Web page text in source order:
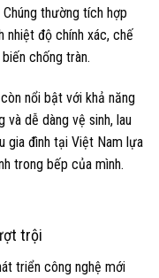
thường tích hợp
nhiệt độ chính xác, chế
chống tràn.
nổi bật với khả năng
dễ dàng vệ sinh, lau
gia đình tại Việt Nam lựa
trong bếp của mình.
trội
triển công nghệ mới